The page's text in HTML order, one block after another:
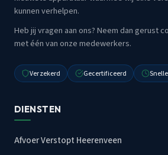
kunnen verhelpen.
Heb jij vragen aan ons? Neem dan gerust
met één van onze medewerkers.
Verzekerd Gecertificeerd
DIENSTEN
Afvoer Verstopt Heerenveen